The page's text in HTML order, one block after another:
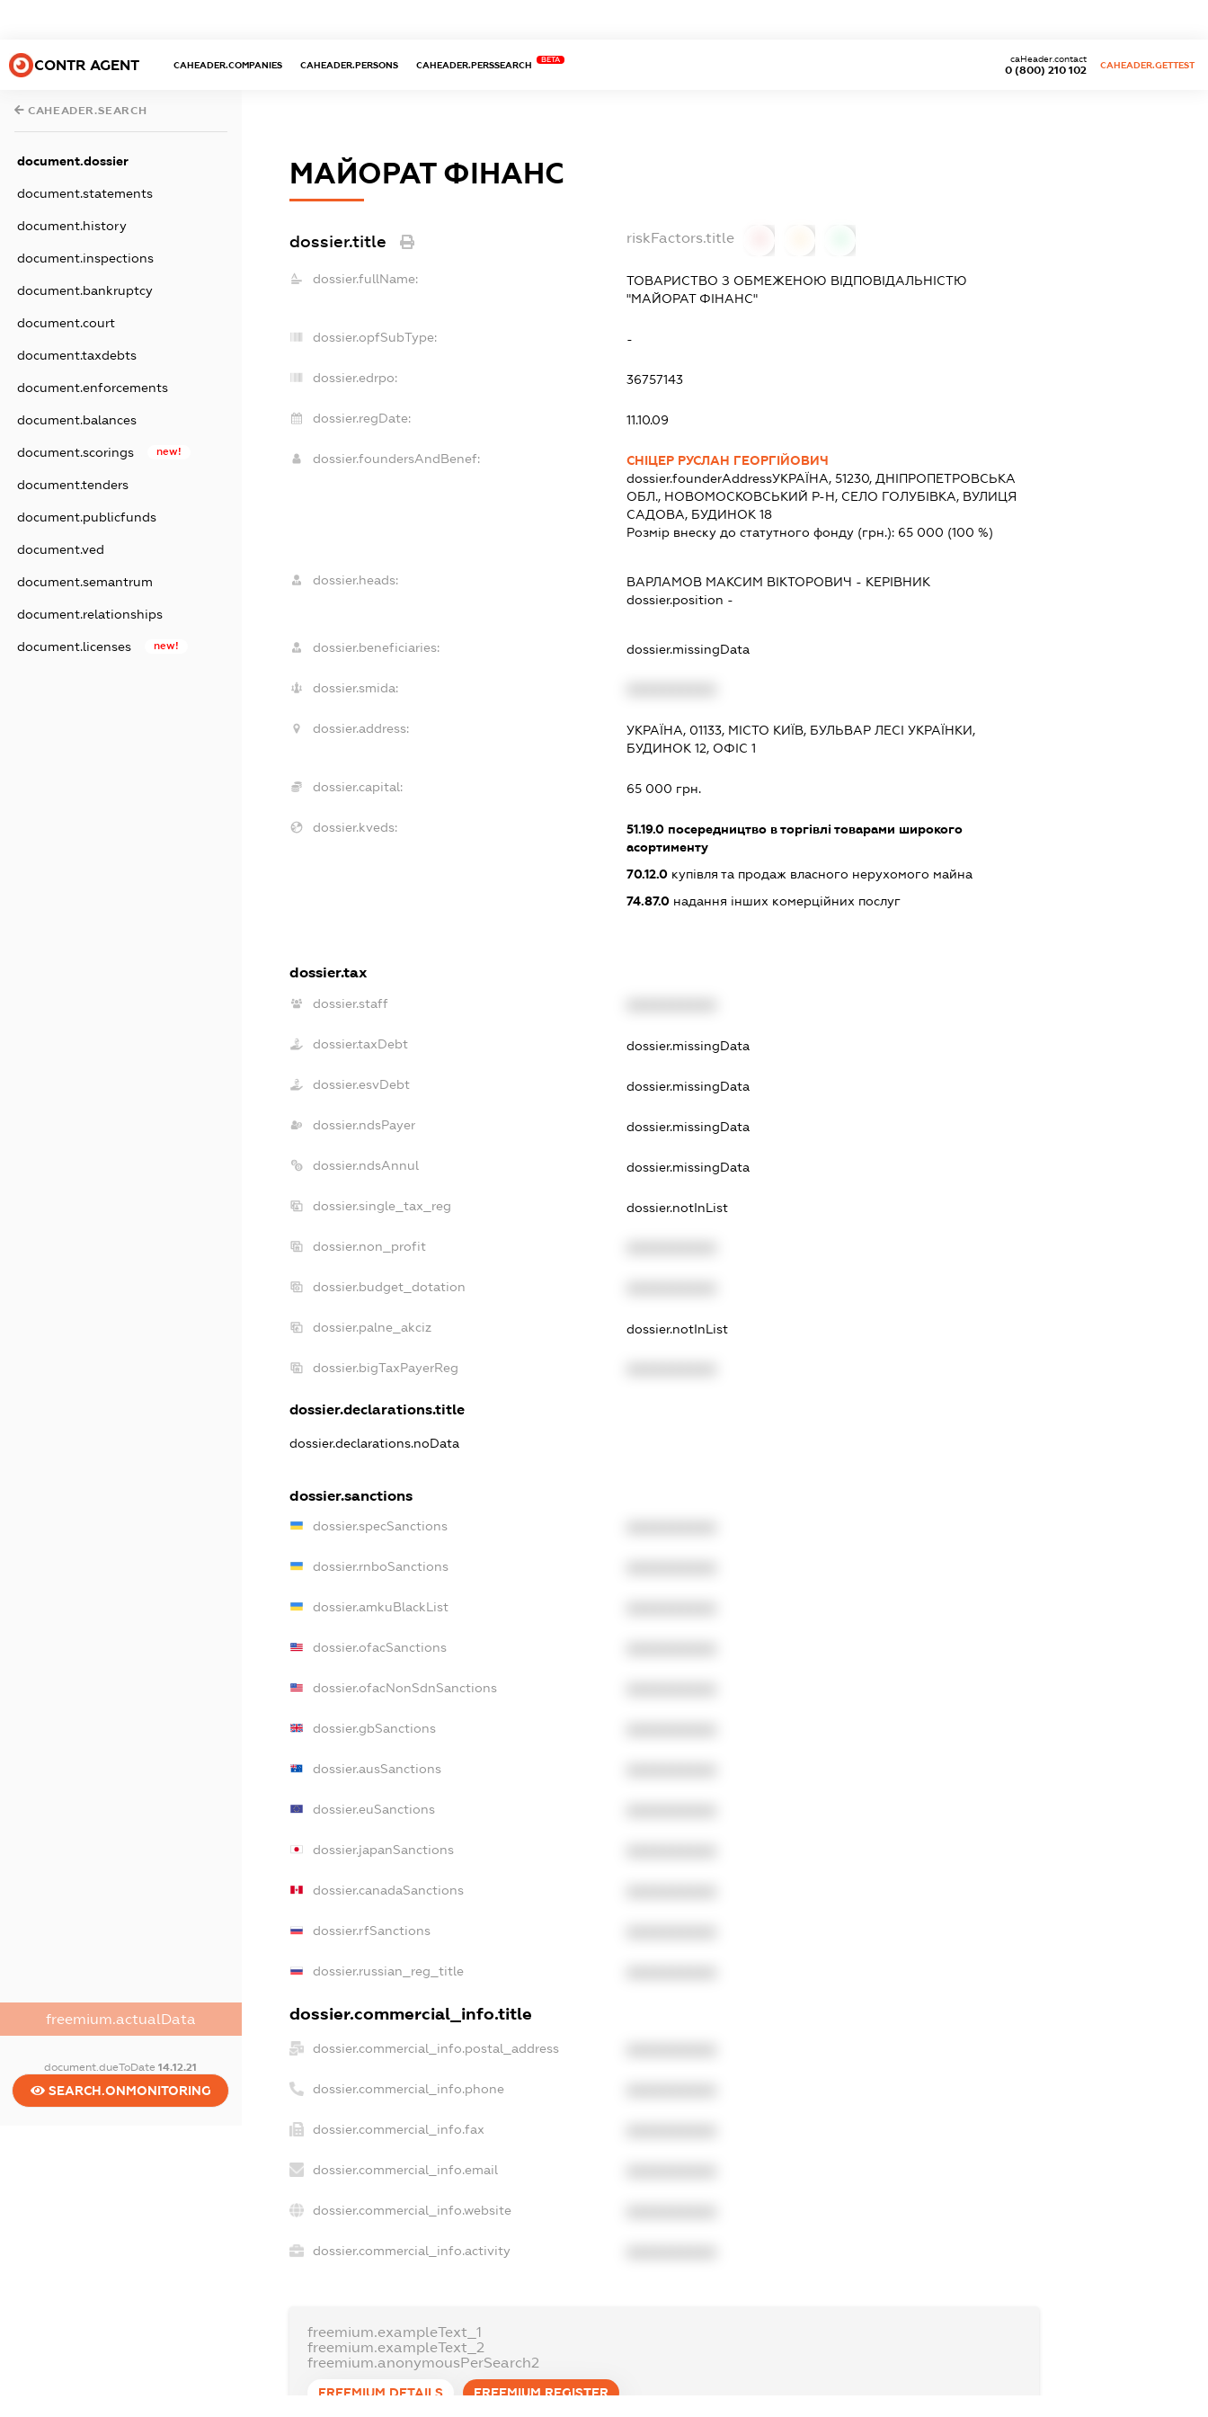
CONTR AGENT CAHEADER.COMPANIES CAHEADER.PERSONS CAHEADER.PERSSEARCH
BETA
0 (800) 210 102
caHeader.contact
CAHEADER.GETTEST
CAHEADER.SEARCH
document.dossier
document.statements
document.history
document.inspections
document.bankruptcy
document.court
document.taxdebts
document.enforcements
document.balances
document.scorings new!
document.tenders
document.publicfunds
document.ved
document.semantrum
document.relationships
document.licenses new!
freemium.actualData
document.dueToDate14.12.21
SEARCH.ONMONITORING
МАЙОРАТ ФІНАНС
dossier.title riskFactors.title
dossier.fullName:
ТОВАРИСТВО З ОБМЕЖЕНОЮ ВІДПОВІДАЛЬНІСТЮ
"МАЙОРАТ ФІНАНС"
dossier.opfSubType: -
dossier.edrpo: 36757143
dossier.regDate: 11.10.09
dossier.foundersAndBenef:
СНІЦЕР РУСЛАН ГЕОРГІЙОВИЧ
dossier.founderAddressУКРАЇНА, 51230, ДНІПРОПЕТРОВСЬКА
ОБЛ., НОВОМОСКОВСЬКИЙ Р-Н, СЕЛО ГОЛУБІВКА, ВУЛИЦЯ
САДОВА, БУДИНОК 18
Розмір внеску до статутного фонду (грн.): 65 000 (100 %)
dossier.heads: ВАРЛАМОВ МАКСИМ ВІКТОРОВИЧ - КЕРІВНИК
dossier.position -
dossier.beneficiaries: dossier.missingData
dossier.smida:
dossier.address:
УКРАЇНА, 01133, МІСТО КИЇВ, БУЛЬВАР ЛЕСІ УКРАЇНКИ,
БУДИНОК 12, ОФІС 1
dossier.capital: 65 000 грн.
dossier.kveds: 51.19.0 посередництво в торгівлі товарами широкого
асортименту
70.12.0 купівля та продаж власного нерухомого майна
74.87.0 надання інших комерційних послуг
dossier.tax
dossier.staff
dossier.taxDebt dossier.missingData
dossier.esvDebt dossier.missingData
dossier.ndsPayer dossier.missingData
dossier.ndsAnnul dossier.missingData
dossier.single_tax_reg dossier.notInList
dossier.non_profit
dossier.budget_dotation
dossier.palne_akciz dossier.notInList
dossier.bigTaxPayerReg
dossier.declarations.title
dossier.declarations.noData
dossier.sanctions
dossier.specSanctions
dossier.rnboSanctions
dossier.amkuBlackList
dossier.ofacSanctions
dossier.ofacNonSdnSanctions
dossier.gbSanctions
dossier.ausSanctions
dossier.euSanctions
dossier.japanSanctions
dossier.canadaSanctions
dossier.rfSanctions
dossier.russian_reg_title
dossier.commercial_info.title
dossier.commercial_info.postal_address
dossier.commercial_info.phone
dossier.commercial_info.fax
dossier.commercial_info.email
dossier.commercial_info.website
dossier.commercial_info.activity
freemium.exampleText_1
freemium.exampleText_2
freemium.anonymousPerSearch2
FREEMIUM.DETAILS FREEMIUM.REGISTER